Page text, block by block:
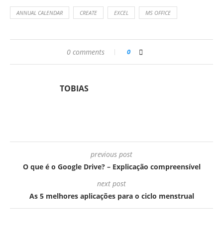
ANNUAL CALENDAR CREATE EXCEL MS OFFICE
0 comments 0
TOBIAS
previous post
O que é o Google Drive? – Explicação compreensível
next post
As 5 melhores aplicações para o ciclo menstrual